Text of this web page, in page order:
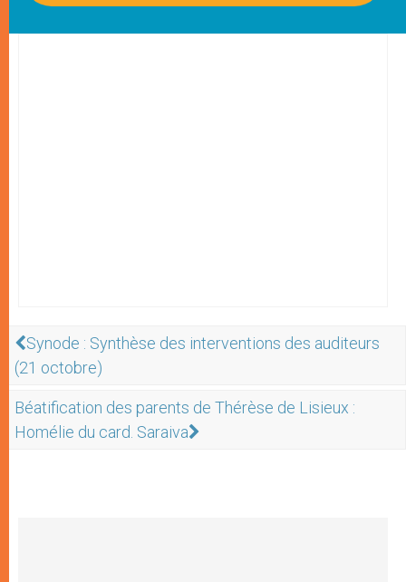
Synode : Synthèse des interventions des auditeurs
(21 octobre)
Béatification des parents de Thérèse de Lisieux :
Homélie du card. Saraiva